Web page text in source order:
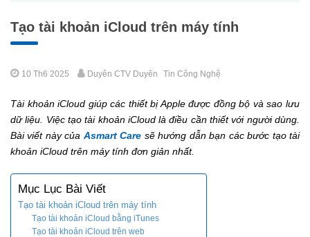
Tạo tài khoản iCloud trên máy tính
10 Th6 2025 Duyên CTV Duyên Tin Công Nghệ
Tài khoản iCloud giúp các thiết bị Apple được đồng bộ và sao lưu
dữ liệu. Việc tạo tài khoản iCloud là điều cần thiết với người dùng.
Bài viết này của Asmart Care sẽ hướng dẫn bạn các bước tạo tài
khoản iCloud trên máy tính đơn giản nhất.
Mục Lục Bài Viết
Tạo tài khoản iCloud trên máy tính
Tạo tài khoản iCloud bằng iTunes
Tạo tài khoản iCloud trên web